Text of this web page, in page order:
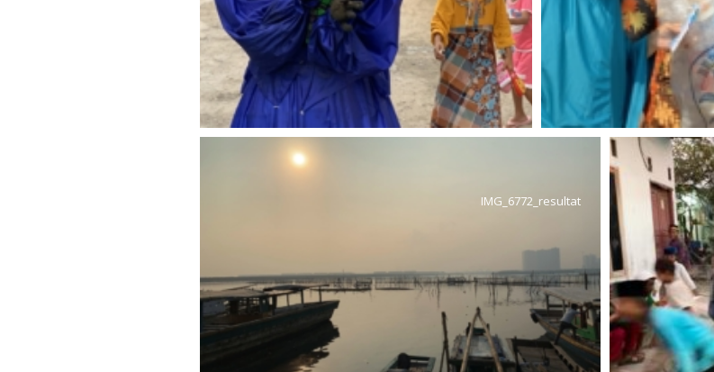
IMG_6772_resultat